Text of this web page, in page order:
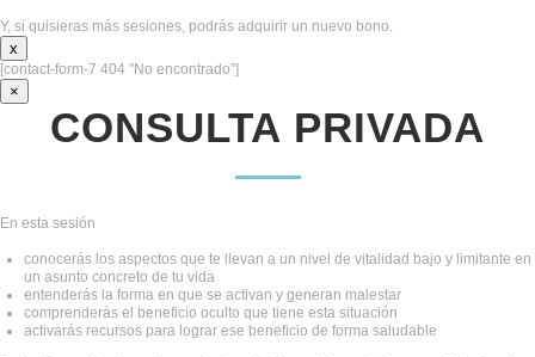
Y, si quisieras más sesiones, podrás adquirir un nuevo bono.
x
[contact-form-7 404 "No encontrado"]
×
CONSULTA PRIVADA
En esta sesión
conocerás los aspectos que te llevan a un nivel de vitalidad bajo y limitante en
un asunto concreto de tu vida
entenderás la forma en que se activan y generan malestar
comprenderás el beneficio oculto que tiene esta situación
activarás recursos para lograr ese beneficio de forma saludable